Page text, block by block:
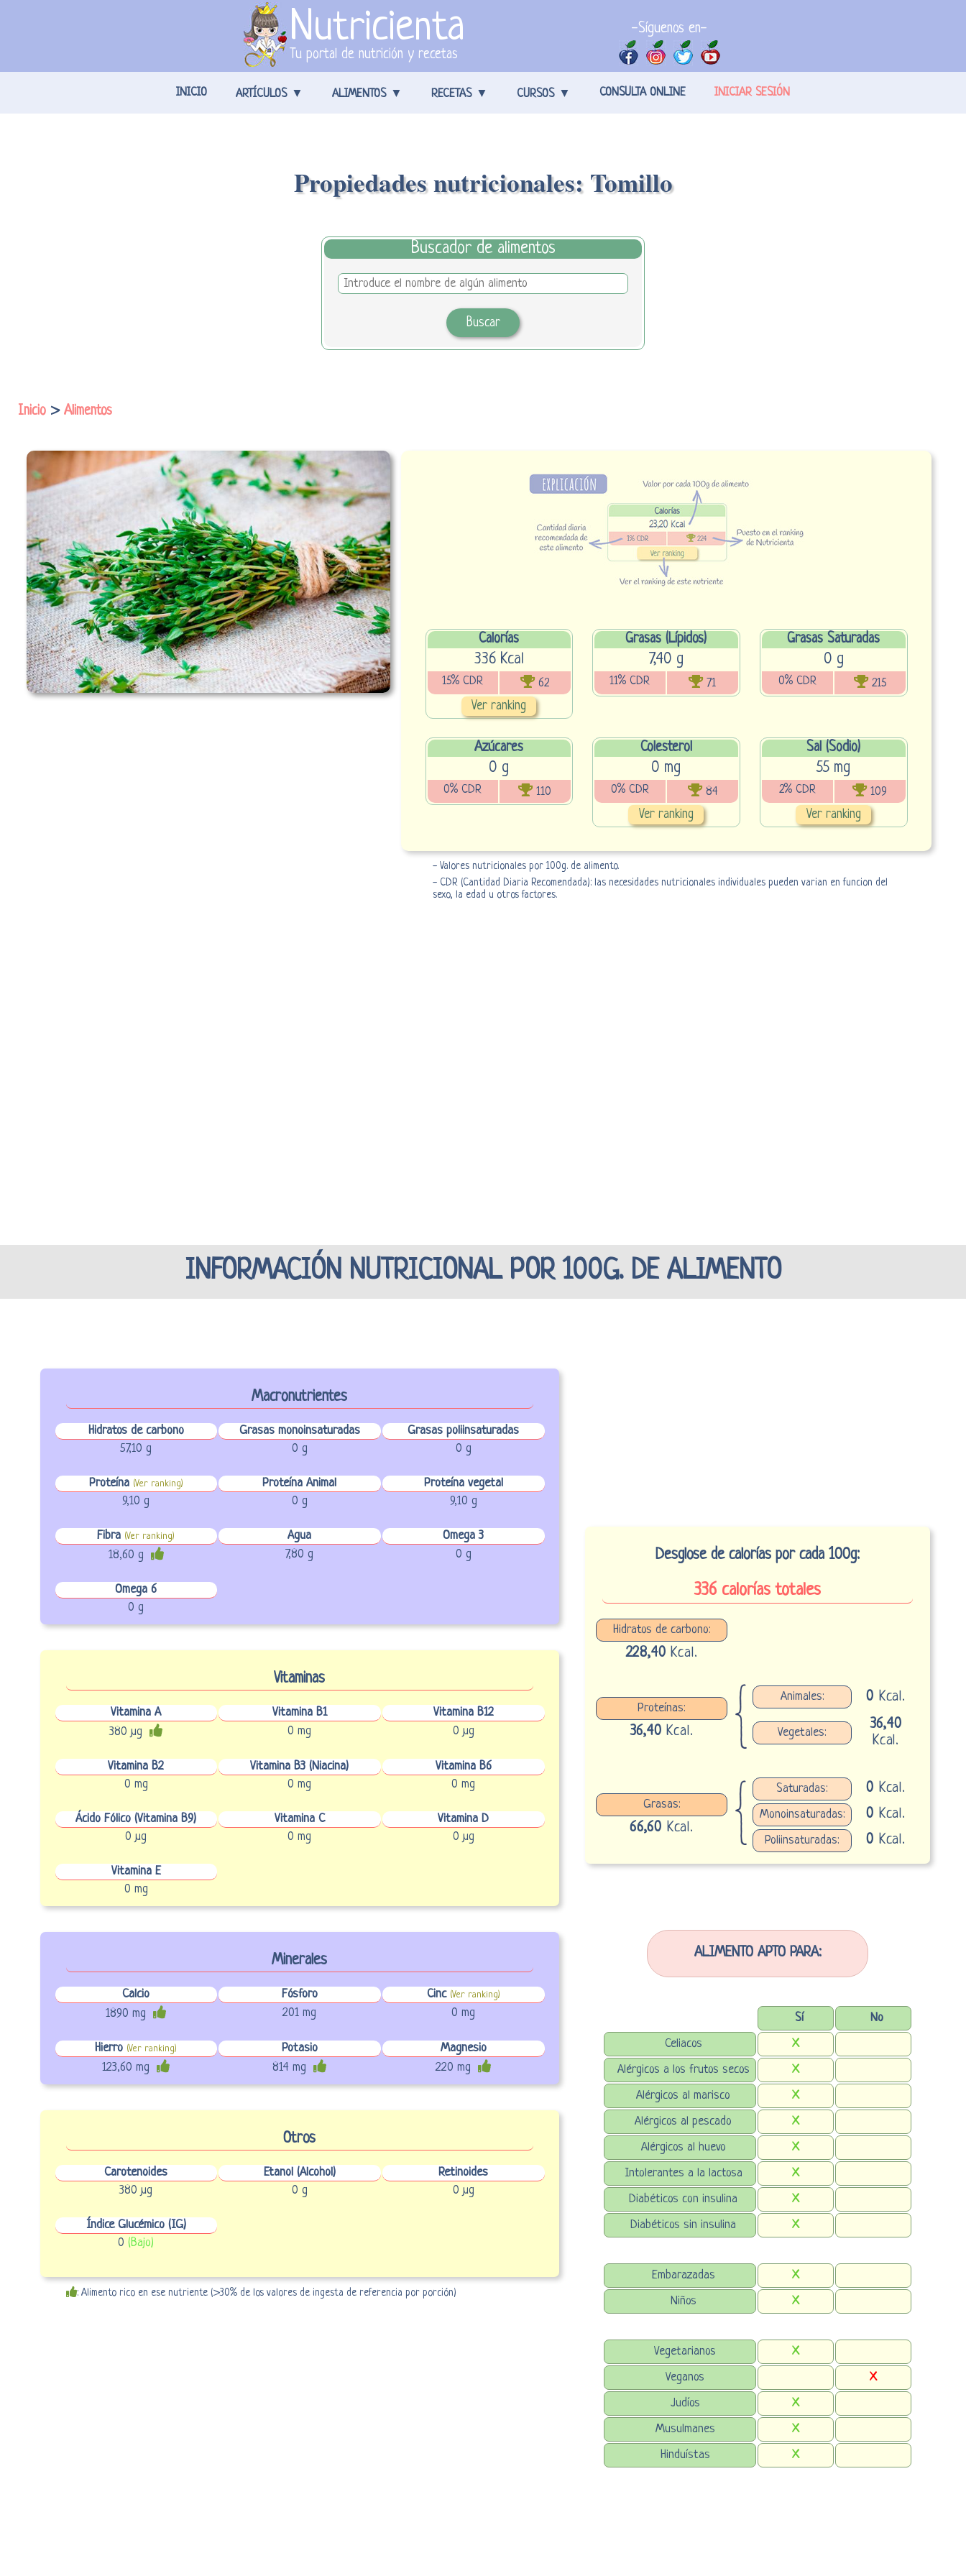
Nutricienta
Tu portal de nutrición y recetas
-Síguenos en-
INICIO ARTÍCULOS ALIMENTOS RECETAS CURSOS CONSULTA ONLINE INICIAR SESIÓN
Propiedades nutricionales: Tomillo
Buscador de alimentos
Inicio > Alimentos
Calorías
336 Kcal
15% CDR 62
Ver ranking
Grasas (Lípidos)
7,40 g
11% CDR 71
Grasas Saturadas
0 g
0% CDR 215
Azúcares
0 g
0% CDR 110
Colesterol
0 mg
0% CDR 84
Ver ranking
Sal (Sodio)
55 mg
2% CDR 109
Ver ranking
- Valores nutricionales por 100g. de alimento.
- CDR (Cantidad Diaria Recomendada): las necesidades nutricionales individuales pueden varian en funcion del
sexo, la edad u otros factores.
INFORMACIÓN NUTRICIONAL POR 100G. DE ALIMENTO
Macronutrientes
Hidratos de carbono Grasas monoinsaturadas
Grasas poliinsaturadas
57,10 g
0 g 0 g
Proteína (Ver ranking) Proteína Animal
Proteína vegetal
9,10 g
0 g 9,10 g
Fibra (Ver ranking) Agua
Omega 3
18,60 g
7,80 g 0 g
Omega 6
0 g
Vitaminas
Vitamina A Vitamina B1
Vitamina B12
380 µg
0 mg 0 µg
Vitamina B2 Vitamina B3 (Niacina)
Vitamina B6
0 mg
0 mg 0 mg
Ácido Fólico (Vitamina B9) Vitamina C
Vitamina D
0 µg
0 mg 0 µg
Vitamina E
0 mg
Minerales
Calcio Fósforo Cinc (Ver ranking)
1890 mg 201 mg 0 mg
Hierro (Ver ranking) Potasio
Magnesio
123,60 mg
814 mg 220 mg
Otros
Carotenoides Etanol (Alcohol)
Retinoides
380 µg
0 g 0 µg
Índice Glucémico (IG)
0 (Bajo)
: Alimento rico en ese nutriente (>30% de los valores de ingesta de referencia por porción)
Desglose de calorías por cada 100g:
336 calorías totales
Hidratos de carbono:
228,40 Kcal.
Proteínas:
36,40 Kcal.
Animales: 0 Kcal.
Vegetales:
36,40
Kcal.
Grasas:
66,60 Kcal.
Saturadas: 0 Kcal.
Monoinsaturadas: 0 Kcal.
Poliinsaturadas: 0 Kcal.
ALIMENTO APTO PARA:
Sí
No
Celiacos
X
Alérgicos a los frutos secos
X
Alérgicos al marisco
X
Alérgicos al pescado
X
Alérgicos al huevo
X
Intolerantes a la lactosa
X
Diabéticos con insulina
X
Diabéticos sin insulina
X
Embarazadas
X
Niños
X
Vegetarianos
X
Veganos
X
Judíos
X
Musulmanes
X
Hinduístas
X